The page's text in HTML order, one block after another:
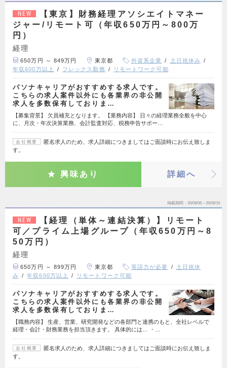
NEW
【東京】財務経理アソシエイトマネー
ジャー/リモート可（年収650万円～800万
円）
経理
650万円 ～ 849万円 東京都 外資系企業
土日祝休み
年収600万以上
フレックス勤務 リモートワーク可能
パソナキャリアがおすすめする求人です。
こちらの求人案件以外にも各業界の非公開
求人を多数保有しておりま…
【募集背景】 欠員補充となります。 【業務内容】 日々の経理業務全般を中心
に、月次・年次決算業務、会計監査対応、税務申告サポー…
会社概要
匿名求人のため、求人詳細につきましてはご面談時にお伝え致しま
す。
興味あり 詳細へ
掲載期間 26/08/06～26/08/19
NEW
【経理（単体～連結決算）】リモート
可／プライム上場グループ（年収650万円～8
50万円）
経理
650万円 ～ 899万円 東京都 英語力が必要
土日祝休
み
年収600万以上 リモートワーク可能
パソナキャリアがおすすめする求人です。
こちらの求人案件以外にも各業界の非公開
求人を多数保有しておりま…
【職務内容】 生産、営業、研究開発などの各部門と連携のもと、全社レベルで
経理・会計・財務業務を担当頂きます。 具体的には… ・…
会社概要
匿名求人のため、求人詳細につきましてはご面談時にお伝え致しま
す。